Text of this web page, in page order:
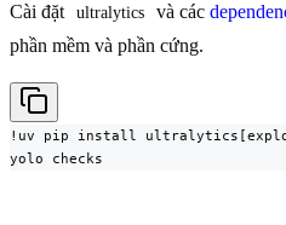
Cài đặt ultralytics và các
phần mềm và phần cứng.
!uv pip install
yolo checks